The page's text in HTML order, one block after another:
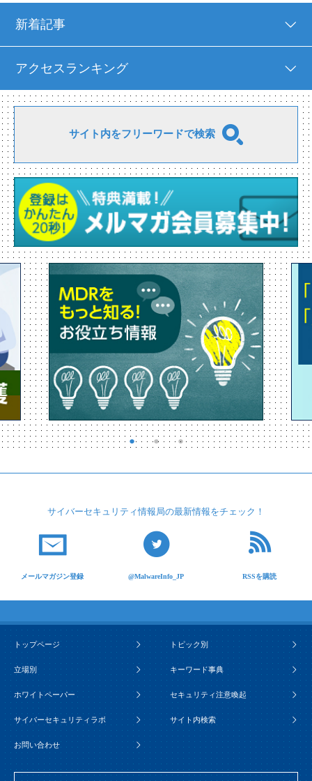
新着記事
アクセスランキング
サイト内をフリーワードで検索
サイバーセキュリティ情報局の最新情報をチェック！
メールマガジン登録 @MalwareInfo_JP RSSを購読
トップページ トピック別
立場別 キーワード事典
ホワイトペーパー セキュリティ注意喚起
サイバーセキュリティラボ サイト内検索
お問い合わせ